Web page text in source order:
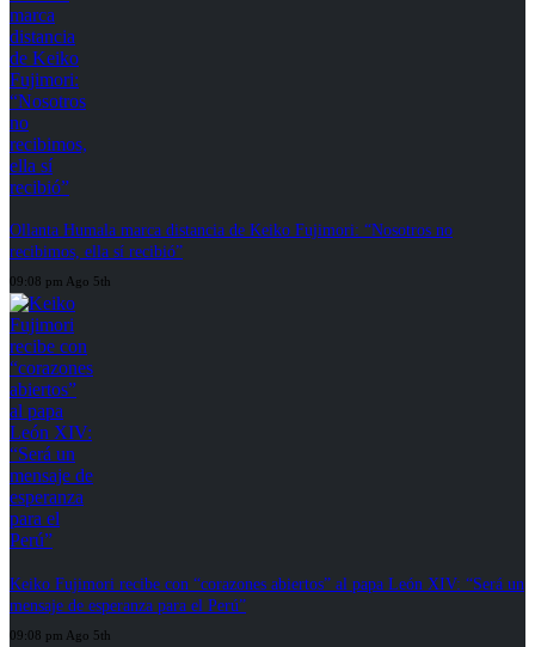
Ollanta Humala marca distancia de Keiko Fujimori: “Nosotros no
recibimos, ella sí recibió”
09:08 pm Ago 5th
Keiko Fujimori recibe con “corazones abiertos” al papa León XIV: “Será un
mensaje de esperanza para el Perú”
09:08 pm Ago 5th